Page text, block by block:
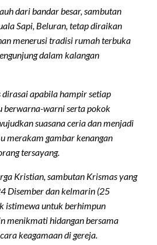
dari bandar besar, sambutan
Sapi, Beluran, tetap diraikan
menerusi tradisi rumah terbuka
dalam kalangan
dirasai apabila hampir setiap
berwarna-warni serta pokok
suasana ceria dan menjadi
merakam gambar kenangan
tersayang.
Kristian, sambutan Krismas yang
Disember dan kelmarin (25
istimewa untuk berhimpun
menikmati hidangan bersama
keagamaan di gereja.